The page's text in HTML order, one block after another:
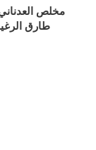
مخلص
طارق